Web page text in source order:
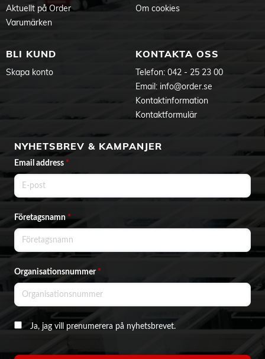
Aktuellt på Order
Varumärken
Om cookies
BLI KUND
Skapa konto
KONTAKTA OSS
Telefon: 042 - 25 23 00
Email: info@order.se
Kontaktinformation
Kontaktformulär
NYHETSBREV & KAMPANJER
Email address *
Företagsnamn*
Organisationsnummer *
Ja, jag vill prenumerera på nyhetsbrevet.